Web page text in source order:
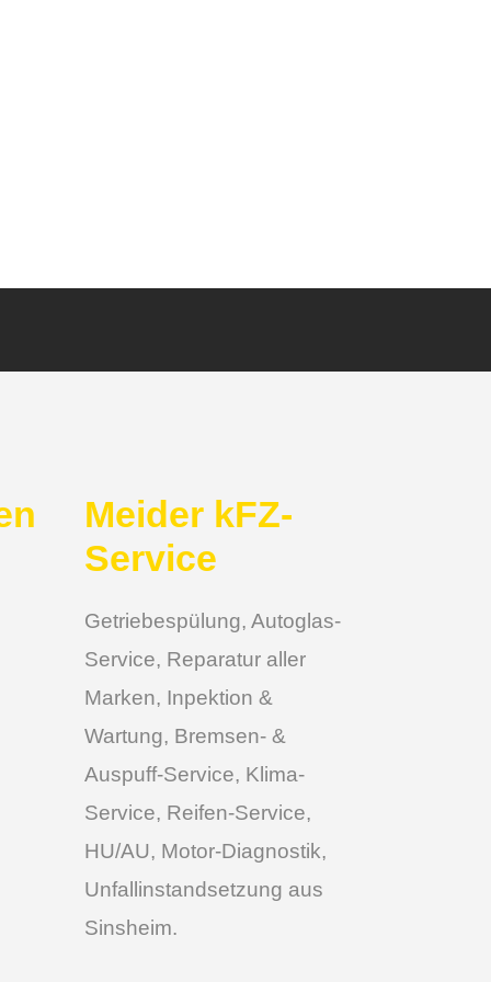
Meider kFZ-
Service
Getriebespülung, Autoglas-
Service, Reparatur aller
Marken, Inpektion &
Wartung, Bremsen- &
Auspuff-Service, Klima-
Service, Reifen-Service,
HU/AU, Motor-Diagnostik,
Unfallinstandsetzung aus
Sinsheim.